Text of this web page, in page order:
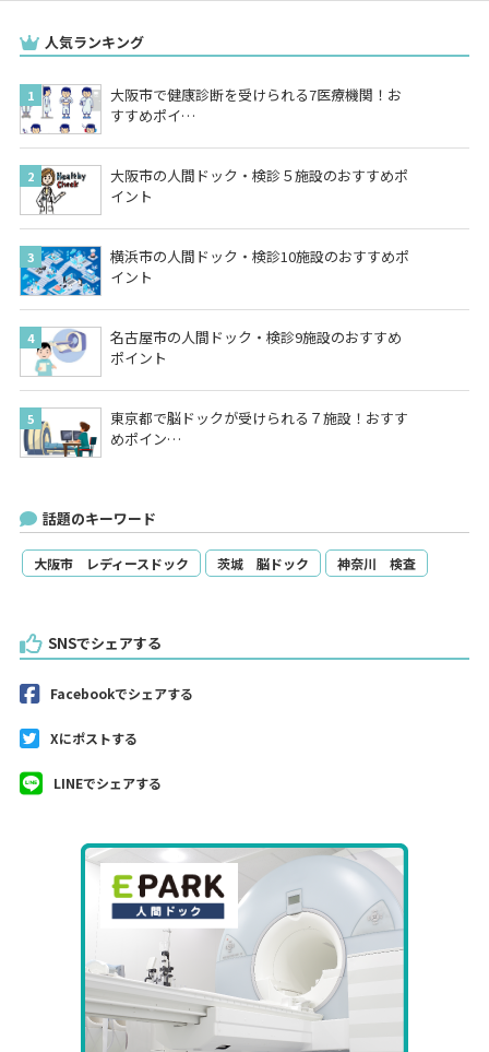
人気ランキング
大阪市で健康診断を受けられる7医療機関！お
すすめポイ…
大阪市の人間ドック・検診５施設のおすすめポ
イント
横浜市の人間ドック・検診10施設のおすすめポ
イント
名古屋市の人間ドック・検診9施設のおすすめ
ポイント
東京都で脳ドックが受けられる７施設！おすす
めポイン…
話題のキーワード
大阪市 レディースドック 茨城 脳ドック 神奈川 検査
SNSでシェアする
Facebookでシェアする
Xにポストする
LINEでシェアする